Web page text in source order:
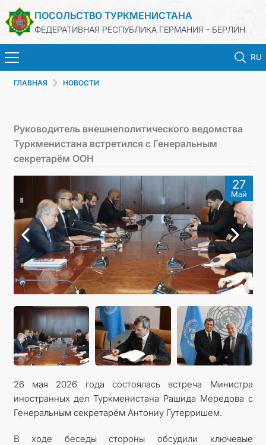
ПОСОЛЬСТВО ТУРКМЕНИСТАНА
ФЕДЕРАТИВНАЯ РЕСПУБЛИКА ГЕРМАНИЯ - БЕРЛИН
RU
МИД ТУРКМЕНИСТАНА
ТУРКМЕНИСТАН
КОНСУЛЬСКИЙ ОТДЕЛ
ИНВЕСТИЦИИ В ТУРКМЕНИСТАН
КОНТАКТНЫЕ ДАННЫЕ
ГЛАВНАЯ НОВОСТИ
Руководитель внешнеполитического ведомства
Туркменистана встретился с Генеральным
секретарём ООН
27
Май
26 мая 2026 года состоялась встреча Министра
иностранных дел Туркменистана Рашида Мередова с
Генеральным секретарём Антониу Гутерришем.
В ходе беседы стороны обсудили ключевые